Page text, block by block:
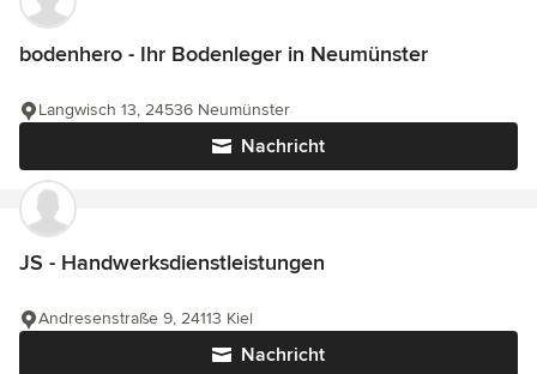
bodenhero - Ihr Bodenleger in Neumünster
Nachricht
Langwisch 13, 24536 Neumünster
JS - Handwerksdienstleistungen
Nachricht
Andresenstraße 9, 24113 Kiel